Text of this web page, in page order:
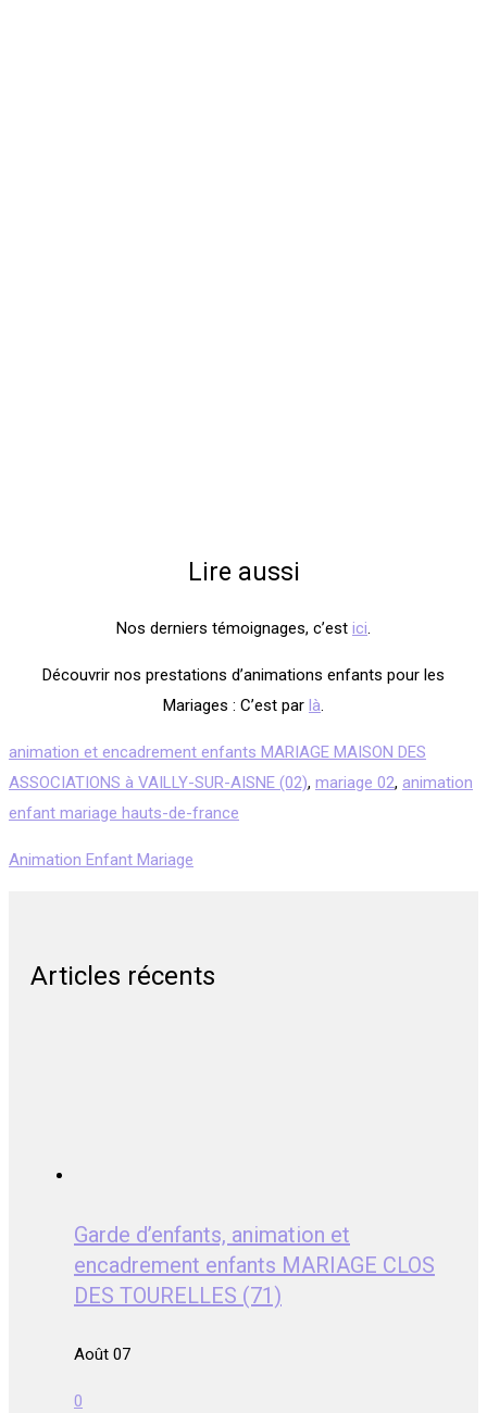
Lire aussi
Nos derniers témoignages, c’est ici.
Découvrir nos prestations d’animations enfants pour les
Mariages : C’est par là.
animation et encadrement enfants MARIAGE MAISON DES
ASSOCIATIONS à VAILLY-SUR-AISNE (02), mariage 02, animation
enfant mariage hauts-de-france
Animation Enfant Mariage
Articles récents
Garde d’enfants, animation et
encadrement enfants MARIAGE CLOS
DES TOURELLES (71)
Août 07
0